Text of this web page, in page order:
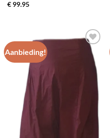
€99.95
Aanbieding!
Toevoegen
wenslijst